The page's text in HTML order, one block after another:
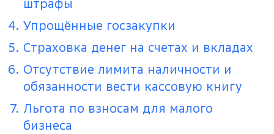
штрафы
Упрощённые госзакупки
Страховка денег на счетах и вкладах
Отсутствие лимита наличности и
обязанности вести кассовую книгу
Льгота по взносам для малого
бизнеса